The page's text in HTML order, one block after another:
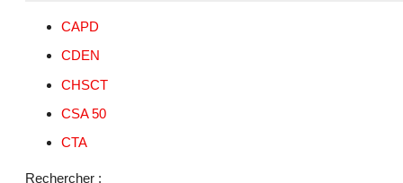
CAPD
CDEN
CHSCT
CSA 50
CTA
Rechercher :